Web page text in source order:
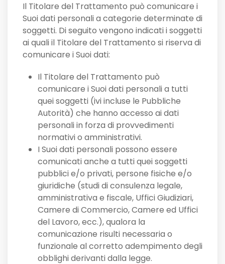
Il Titolare del Trattamento può comunicare i
Suoi dati personali a categorie determinate di
soggetti. Di seguito vengono indicati i soggetti
ai quali il Titolare del Trattamento si riserva di
comunicare i Suoi dati:
Il Titolare del Trattamento può
comunicare i Suoi dati personali a tutti
quei soggetti (ivi incluse le Pubbliche
Autorità) che hanno accesso ai dati
personali in forza di provvedimenti
normativi o amministrativi.
I Suoi dati personali possono essere
comunicati anche a tutti quei soggetti
pubblici e/o privati, persone fisiche e/o
giuridiche (studi di consulenza legale,
amministrativa e fiscale, Uffici Giudiziari,
Camere di Commercio, Camere ed Uffici
del Lavoro, ecc.), qualora la
comunicazione risulti necessaria o
funzionale al corretto adempimento degli
obblighi derivanti dalla legge.